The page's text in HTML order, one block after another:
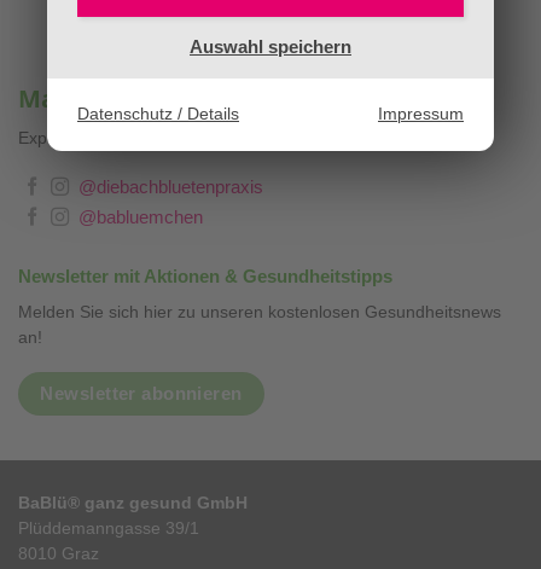
Auswahl speichern
Datenschutz / Details Impressum
Mag. Sandra Stopar & BaBlümchen®
Expertenwissen, Blog & Liebevolles
@diebachbluetenpraxis
@babluemchen
Newsletter mit Aktionen & Gesundheitstipps
Melden Sie sich hier zu unseren kostenlosen Gesundheitsnews
an!
Newsletter abonnieren
BaBlü® ganz gesund GmbH
Plüddemanngasse 39/1
8010 Graz